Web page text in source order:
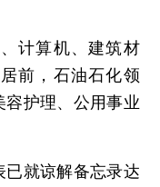
计算机、建筑材
前，石油石化领
护理、公用事业
就谅解备忘录达